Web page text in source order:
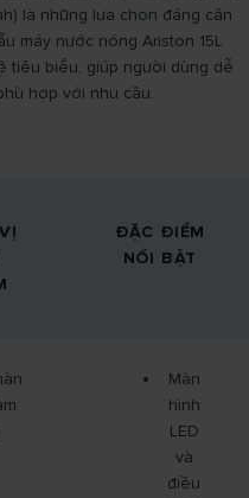
là những lựa chọn đáng cân
máy nước nóng Ariston 15L
tiêu biểu, giúp người dùng dễ
hợp với nhu cầu.
ĐẶC ĐIỂM
NỔI BẬT
Màn
hình
LED
và
điều